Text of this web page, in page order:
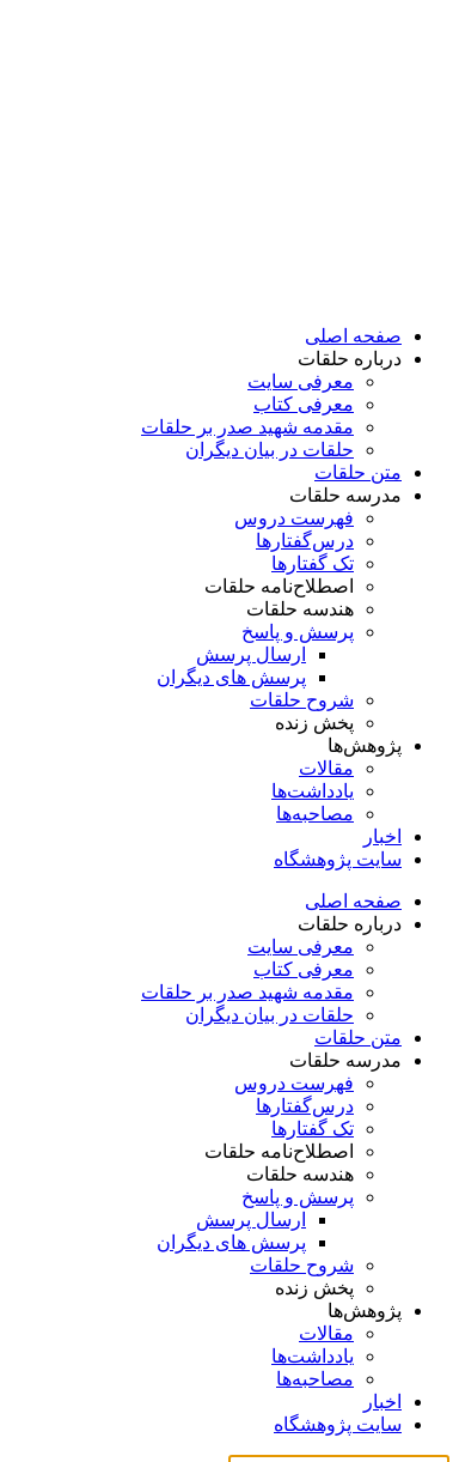
صفحه اصلی
درباره حلقات
معرفی سایت
معرفی کتاب
مقدمه شهید صدر بر حلقات
حلقات در بیان دیگران
متن حلقات
مدرسه حلقات
فهرست دروس
درس‌گفتار‌ها
تک گفتارها
اصطلاح‌نامه حلقات
هندسه حلقات
پرسش و پاسخ
ارسال پرسش
پرسش های دیگران
شروح حلقات
پخش زنده
پژوهش‌ها
مقالات
یادداشت‌ها
مصاحبه‌ها
اخبار
سایت پژوهشگاه
صفحه اصلی
درباره حلقات
معرفی سایت
معرفی کتاب
مقدمه شهید صدر بر حلقات
حلقات در بیان دیگران
متن حلقات
مدرسه حلقات
فهرست دروس
درس‌گفتار‌ها
تک گفتارها
اصطلاح‌نامه حلقات
هندسه حلقات
پرسش و پاسخ
ارسال پرسش
پرسش های دیگران
شروح حلقات
پخش زنده
پژوهش‌ها
مقالات
یادداشت‌ها
مصاحبه‌ها
اخبار
سایت پژوهشگاه